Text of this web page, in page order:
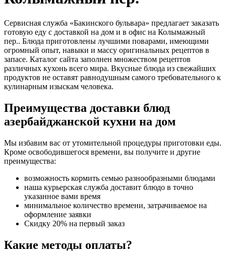
Сервисная служба «Бакинского бульвара» предлагает заказать
готовую еду с доставкой на дом и в офис на Колымажный
пер.. Блюда приготовлены лучшими поварами, имеющими
огромный опыт, навыки и массу оригинальных рецептов в
запасе. Каталог сайта заполнен множеством рецептов
различных кухонь всего мира. Вкусные блюда из свежайших
продуктов не оставят равнодушным самого требовательного к
кулинарным изыскам человека.
Преимущества доставки блюд
азербайджанской кухни на дом
Мы избавим вас от утомительной процедуры приготовки еды.
Кроме освободившегося времени, вы получите и другие
преимущества:
возможность кормить семью разнообразными блюдами
наша курьерская служба доставит блюдо в точно
указанное вами время
минимальное количество времени, затрачиваемое на
оформление заявки
Скидку 20% на первый заказ
Какие методы оплаты?